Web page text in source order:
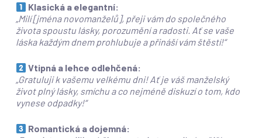
Klasická a elegantní:
„Milí [jména novomanželů], přeji vám do společného
života spoustu lásky, porozumění a radosti. Ať se vaše
láska každým dnem prohlubuje a přináší vám štěstí!“
Vtipná a lehce odlehčená:
„Gratuluji k vašemu velkému dni! Ať je váš manželský
život plný lásky, smíchu a co nejméně diskuzí o tom, kdo
vynese odpadky!“
Romantická a dojemná: